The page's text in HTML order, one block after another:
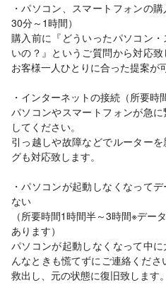
・パソコン、スマートフォンの
30分～1時間）
購入前に『どういったパソコン
いの？』というご質問から対応致
お客様一人ひとりに合った提案が
・インターネットの接続（所要時
パソコンやスマートフォンが急
してください。
引っ越しや故障などでルーター
グも対応致します。
・パソコンが起動しなくなって
ない
（所要時間1時間半～3時間※デー
あります）
パソコンが起動しなくなって中
んなときも慌てずにご連絡くだ
救出し、元の状態に復旧致します。